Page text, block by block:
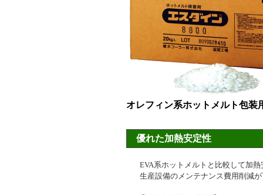
オレフィン系ホットメルト包装
優れた加熱安定性
EVA系ホットメルトと比較して加
生産設備のメンテナンス費用削減